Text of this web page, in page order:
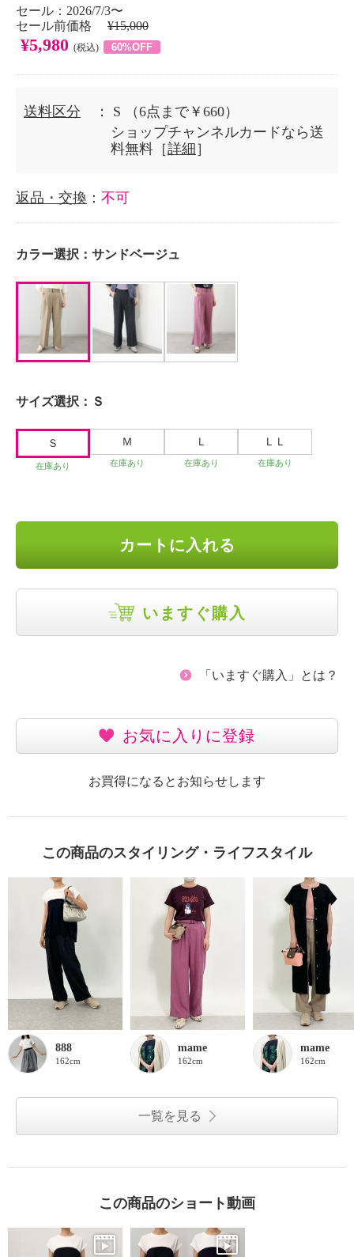
セール：2026/7/3〜
セール前価格 ¥15,000
¥5,980 (税込) 60%OFF
送料区分 ： S
（6点まで￥660）
ショップチャンネルカードなら送
料無料［詳細 ］
返品・交換 ： 不可
カラー選択： サンドベージュ
サイズ選択： Ｓ
Ｓ
在庫あり
Ｍ
在庫あり
Ｌ
在庫あり
ＬＬ
在庫あり
カートに入れる
いますぐ購入
「いますぐ購入」とは？
お気に入りに登録
お買得になるとお知らせします
この商品のスタイリング・ライフスタイル
888
162cm
mame
162cm
mame
162cm
一覧を見る
この商品のショート動画